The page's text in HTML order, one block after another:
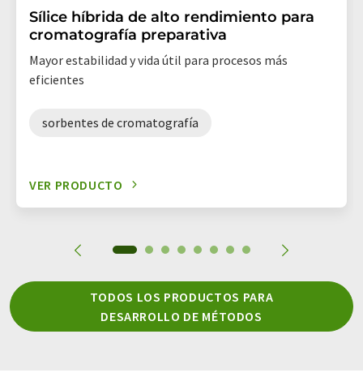
Sílice híbrida de alto rendimiento para
cromatografía preparativa
Mayor estabilidad y vida útil para procesos más
eficientes
sorbentes de cromatografía
VER PRODUCTO
TODOS LOS PRODUCTOS PARA
DESARROLLO DE MÉTODOS